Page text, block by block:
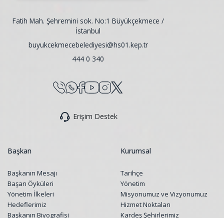
Fatih Mah. Şehremini sok. No:1 Büyükçekmece /
İstanbul
buyukcekmecebelediyesi@hs01.kep.tr
444 0 340
Erişim Destek
Başkan
Başkanın Mesajı
Başarı Öyküleri
Yönetim İlkeleri
Hedeflerimiz
Başkanın Biyografisi
Kurumsal
Tarihçe
Yönetim
Misyonumuz ve Vizyonumuz
Hizmet Noktaları
Kardeş Şehirlerimiz